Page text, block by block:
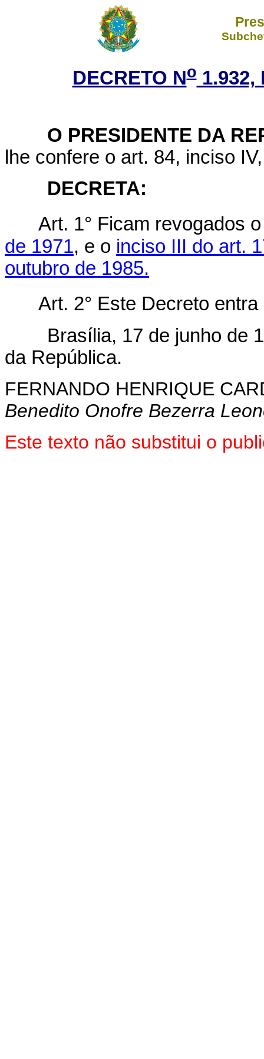
DECRETO No1.932,
O PRESIDENTE DA
lhe confere o art. 84, inciso
DECRETA:
Art. 1° Ficam revogados
de 1971, e o inciso III do art.
outubro de 1985.
Art. 2° Este Decreto
Brasília, 17 de junho de
da República.
FERNANDO HENRIQUE
Benedito Onofre Bezerra
Este texto não substitui o